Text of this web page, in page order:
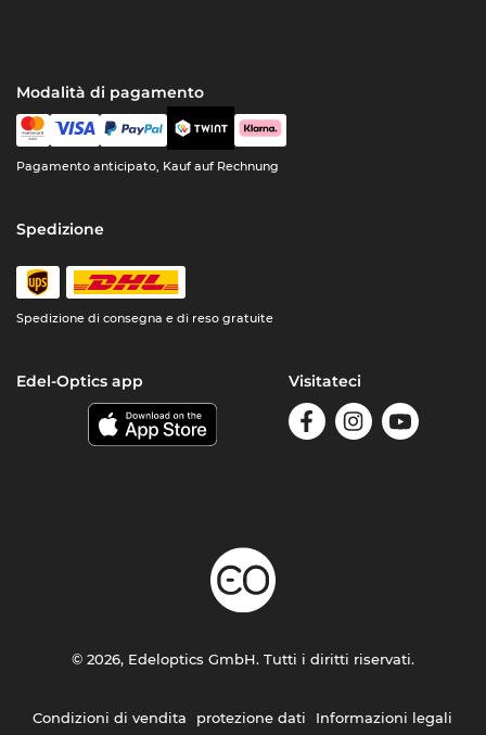
Modalità di pagamento
Pagamento anticipato, Kauf auf Rechnung
Spedizione
Spedizione di consegna e di reso gratuite
Edel-Optics app Visitateci
Condizioni di vendita protezione dati Informazioni legali
© 2026, Edeloptics GmbH. Tutti i diritti riservati.